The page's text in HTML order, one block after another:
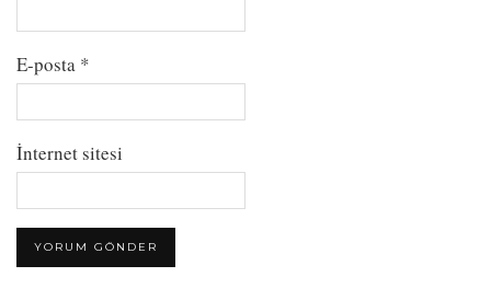
E-posta *
İnternet sitesi